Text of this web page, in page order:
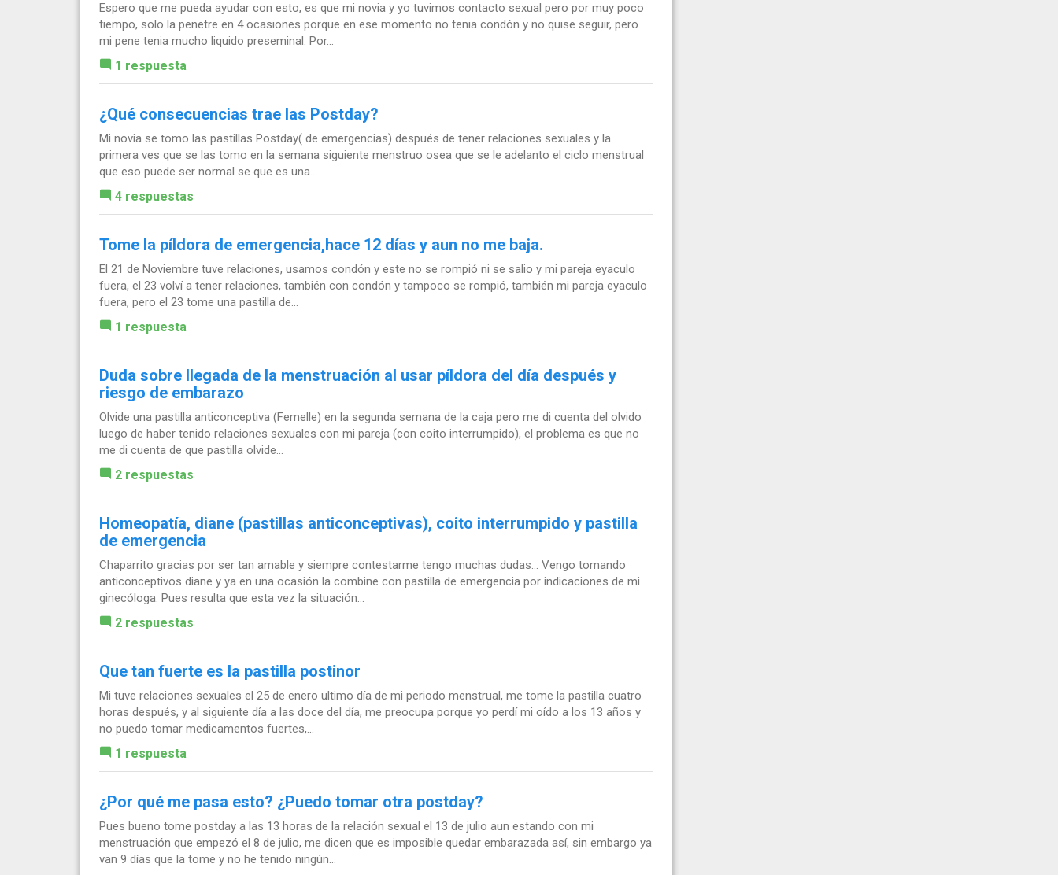
Espero que me pueda ayudar con esto, es que mi novia y yo tuvimos contacto sexual pero por muy poco
tiempo, solo la penetre en 4 ocasiones porque en ese momento no tenia condón y no quise seguir, pero
mi pene tenia mucho liquido preseminal. Por...
1 respuesta
¿Qué consecuencias trae las Postday?
Mi novia se tomo las pastillas Postday( de emergencias) después de tener relaciones sexuales y la
primera ves que se las tomo en la semana siguiente menstruo osea que se le adelanto el ciclo menstrual
que eso puede ser normal se que es una...
4 respuestas
Tome la píldora de emergencia,hace 12 días y aun no me baja.
El 21 de Noviembre tuve relaciones, usamos condón y este no se rompió ni se salio y mi pareja eyaculo
fuera, el 23 volví a tener relaciones, también con condón y tampoco se rompió, también mi pareja eyaculo
fuera, pero el 23 tome una pastilla de...
1 respuesta
Duda sobre llegada de la menstruación al usar píldora del día después y
riesgo de embarazo
Olvide una pastilla anticonceptiva (Femelle) en la segunda semana de la caja pero me di cuenta del olvido
luego de haber tenido relaciones sexuales con mi pareja (con coito interrumpido), el problema es que no
me di cuenta de que pastilla olvide...
2 respuestas
Homeopatía, diane (pastillas anticonceptivas), coito interrumpido y pastilla
de emergencia
Chaparrito gracias por ser tan amable y siempre contestarme tengo muchas dudas... Vengo tomando
anticonceptivos diane y ya en una ocasión la combine con pastilla de emergencia por indicaciones de mi
ginecóloga. Pues resulta que esta vez la situación...
2 respuestas
Que tan fuerte es la pastilla postinor
Mi tuve relaciones sexuales el 25 de enero ultimo día de mi periodo menstrual, me tome la pastilla cuatro
horas después, y al siguiente día a las doce del día, me preocupa porque yo perdí mi oído a los 13 años y
no puedo tomar medicamentos fuertes,...
1 respuesta
¿Por qué me pasa esto? ¿Puedo tomar otra postday?
Pues bueno tome postday a las 13 horas de la relación sexual el 13 de julio aun estando con mi
menstruación que empezó el 8 de julio, me dicen que es imposible quedar embarazada así, sin embargo ya
van 9 días que la tome y no he tenido ningún...